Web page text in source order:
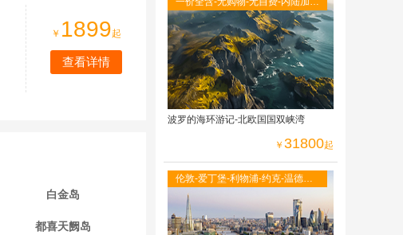
￥ 1899起
查看详情
白金岛
都喜天阙岛
不走回头路-双点进出-峡湾游船-观
光小火车
波罗的海环游记-北欧国国双峡湾
￥ 31800起
伦敦-爱丁堡-利物浦-约克-温德米
尔湖区-牛津大学-莎士比亚故居-伦
敦自由活动